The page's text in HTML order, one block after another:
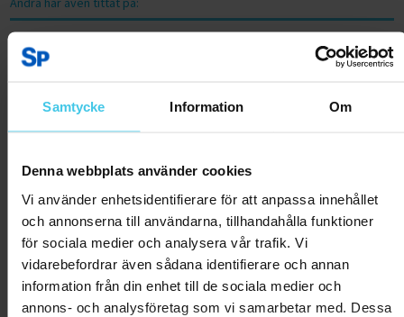
Samtycke Information Om
Denna webbplats använder cookies
Vi använder enhetsidentifierare för att anpassa innehållet
och annonserna till användarna, tillhandahålla funktioner
för sociala medier och analysera vår trafik. Vi
vidarebefordrar även sådana identifierare och annan
information från din enhet till de sociala medier och
annons- och analysföretag som vi samarbetar med. Dessa
RABATT 21 %
FitNord Diamond PU Hantlar 46
kg (par)
3599 kr4599 kr
FitNord Diamond PU Hantlar 40
kg (par)
2999 kr3999 kr